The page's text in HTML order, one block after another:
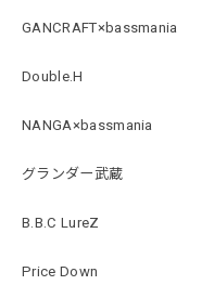
GANCRAFT×bassmania
Double.H
NANGA×bassmania
グランダー武蔵
B.B.C LureZ
Price Down